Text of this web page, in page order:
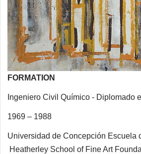
FORMATION
Ingeniero Civil Químico - Diplomado
1969 – 1988
Universidad de Concepción Escuela
Heatherley School of Fine Art